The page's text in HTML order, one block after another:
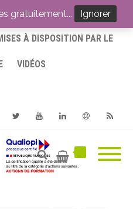
À DISPOSITION PAR LE
VIDÉOS
TwitterYoutube
gratuitement... Ignorer